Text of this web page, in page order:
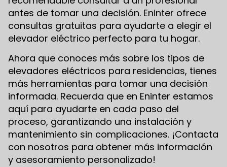
antes de tomar una decisión. Eninter ofrece
consultas gratuitas para ayudarte a elegir el
elevador eléctrico perfecto para tu hogar.
Ahora que conoces más sobre los tipos de
elevadores eléctricos para residencias, tienes
más herramientas para tomar una decisión
informada. Recuerda que en Eninter estamos
aquí para ayudarte en cada paso del
proceso, garantizando una instalación y
mantenimiento sin complicaciones. ¡Contacta
con nosotros para obtener más información
y asesoramiento personalizado!